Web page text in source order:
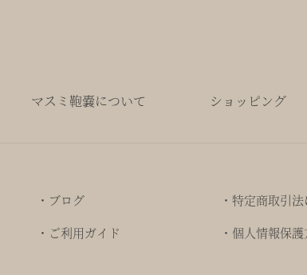
マスミ鞄嚢について ショッピング
・ブログ
・特定商取引
・ご利用ガイド ・個人情報保